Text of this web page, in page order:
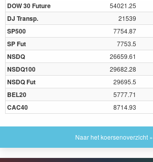
DOW 30 Future
54021.25
DJ Transp.
21539
SP500
7754.87
SP Fut
7753.5
NSDQ
26659.61
NSDQ100
29682.28
NSDQ Fut
29695.5
BEL20
5777.71
CAC40
8714.93
Naar het koersenoverzicht »